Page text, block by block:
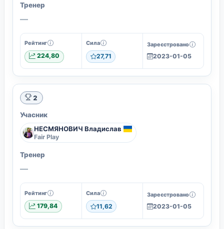
Тренер
—
Рейтинг
224,80
Сила
27,71
Зареєстровано
2023-01-05
2
Учасник
НЕСМЯНОВИЧ Владислав
Fair Play
Тренер
—
Рейтинг
179,84
Сила
11,62
Зареєстровано
2023-01-05